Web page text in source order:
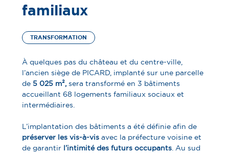
familiaux​
TRANSFORMATION
À quelques pas du château et du centre-ville,
l’ancien siège de PICARD, implanté sur une parcelle
de5 025 m², sera transformé en 3 bâtiments
accueillant 68 logements familiaux sociaux et
intermédiaires.
L’implantation des bâtiments a été définie afin de
préserver les vis-à-vis avec la préfecture voisine et
de garantir l’intimité des futurs occupants . Au sud